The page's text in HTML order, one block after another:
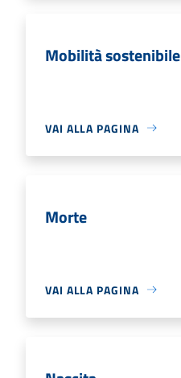
Mobilità sostenibile
VAI ALLA PAGINA
Morte
VAI ALLA PAGINA